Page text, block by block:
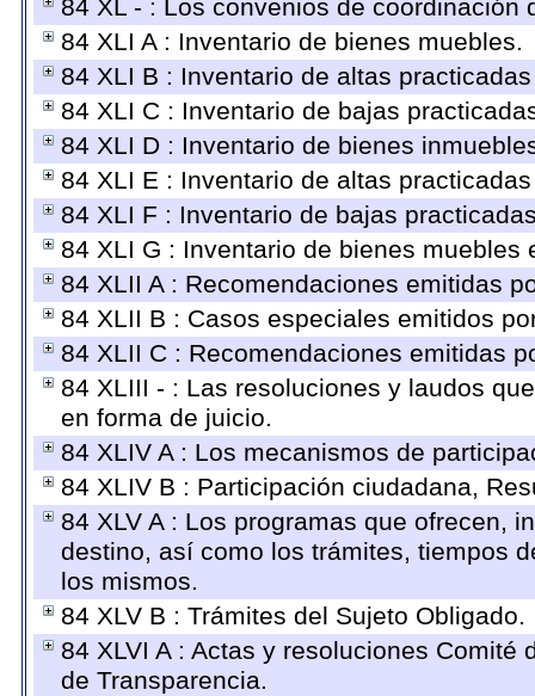
84 XL - : Los convenios de
84 XLI A : Inventario de bienes muebles.
84 XLI B : Inventario de altas
84 XLI C : Inventario de bajas
84 XLI D : Inventario de bienes
84 XLI E : Inventario de altas
84 XLI F : Inventario de bajas
84 XLI G : Inventario de bienes muebles
84 XLII A : Recomendaciones emitidas
84 XLII B : Casos especiales emitidos
84 XLII C : Recomendaciones emitidas
84 XLIII - : Las resoluciones y laudos
en forma de juicio.
84 XLIV A : Los mecanismos de
84 XLIV B : Participación ciudadana,
84 XLV A : Los programas que ofrecen,
destino, así como los trámites, tiempos
los mismos.
84 XLV B : Trámites del Sujeto Obligado.
84 XLVI A : Actas y resoluciones
de Transparencia.